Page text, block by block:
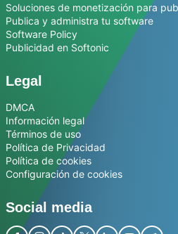
Soluciones de monetización para
Publica y administra tu software
Software Policy
Publicidad en Softonic
Legal
DMCA
Información legal
Términos de uso
Política de Privacidad
Política de cookies
Configuración de cookies
Social media